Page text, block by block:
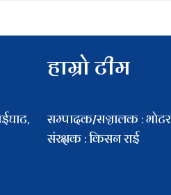
हाम्रो टीम
सम्पादक/सञ्चालक :
संरक्षक : किसन राई